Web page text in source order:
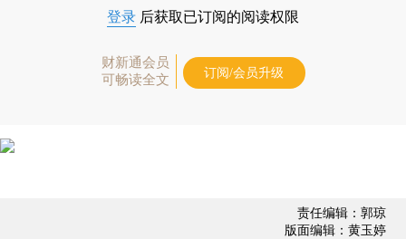
登录 后获取已订阅的阅读权限
财新通会员
可畅读全文
订阅/会员升级
责任编辑：郭琼
版面编辑：黄玉婷